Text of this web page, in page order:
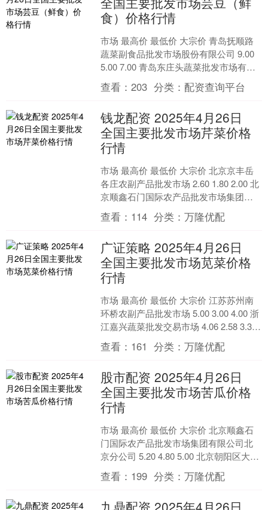
食）价格行情
市场 最高价 最低价 大宗价 青岛抚顺路
蔬菜副食品批发市场股份有限公司 9.00
5.00 7.00 青岛东庄头蔬菜批发市场有限
公司 5.20 3.00 4.0....
查看：203 分类：配资查询平台
钱龙配资 2025年4月26日
全国主要批发市场芹菜价格
行情
市场 最高价 最低价 大宗价 北京京丰岳
各庄农副产品批发市场 2.60 1.80 2.00 北
京顺鑫石门国际农产品批发市场集团有
限公司北京分公司 1.50 1.....
查看： 114 分类：万隆优配
广证策略 2025年4月26日
全国主要批发市场苋菜价格
行情
市场 最高价 最低价 大宗价 江苏苏州南
环桥农副产品批发市场 5.00 3.00 4.00 浙
江嘉兴蔬菜批发交易市场 4.06 2.58 3.32
安徽六安市裕....
查看： 161 分类：万隆优配
股市配资 2025年4月26日
全国主要批发市场苦瓜价格
行情
市场 最高价 最低价 大宗价 北京顺鑫石
门国际农产品批发市场集团有限公司北
京分公司 5.20 4.80 5.00 北京朝阳区大洋
路综合市场 6.10 5.10 ....
查看： 199 分类：万隆优配